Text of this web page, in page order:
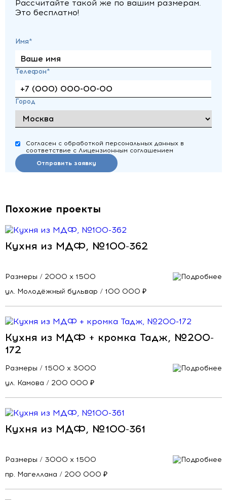
Рассчитайте такой же по вашим размерам.
Это бесплатно!
Имя*
Телефон*
Город
Согласен с обработкой персональных данных в
соответствие с Лицензионным соглашением
Отправить заявку
Похожие проекты
Кухня из МДФ, №100-362
Размеры / 2000 х 1500
ул. Молодёжный бульвар / 100 000 ₽
Кухня из МДФ + кромка Тадж, №200-
172
Размеры / 1500 х 3000
ул. Камова / 200 000 ₽
Кухня из МДФ, №100-361
Размеры / 3000 х 1500
пр. Магеллана / 200 000 ₽